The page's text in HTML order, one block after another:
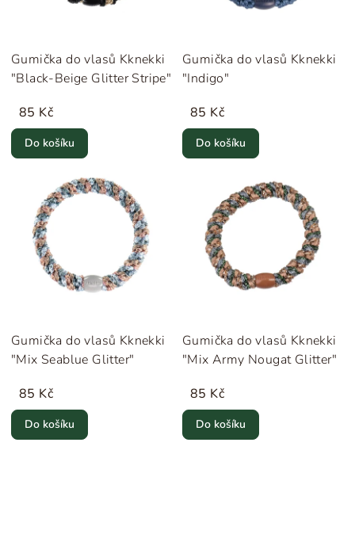
Gumička do vlasů Kknekki
"Black-Beige Glitter Stripe"
85 Kč
Do košíku
Gumička do vlasů Kknekki
"Indigo"
85 Kč
Do košíku
Gumička do vlasů Kknekki
"Mix Seablue Glitter"
85 Kč
Do košíku
Gumička do vlasů Kknekki
"Mix Army Nougat Glitter"
85 Kč
Do košíku